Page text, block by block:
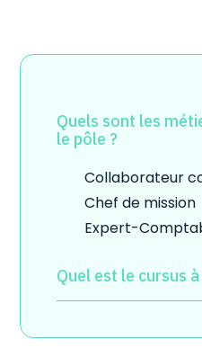
Quels sont les
le pôle ?
Collaborateur
Chef de mission
Expert-
Quel est le cursus